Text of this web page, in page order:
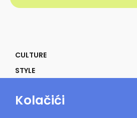
CULTURE
STYLE
POWER
Kolačići